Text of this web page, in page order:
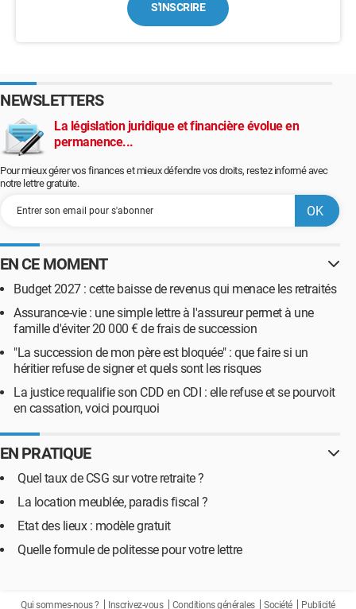
S'INSCRIRE
NEWSLETTERS
La législation juridique et financière évolue en
permanence...
Pour mieux gérer vos finances et mieux défendre vos droits, restez informé avec
notre lettre gratuite.
EN CE MOMENT
Budget 2027 : cette baisse de revenus qui menace les retraités
Assurance-vie : une simple lettre à l'assureur permet à une
famille d'éviter 20 000 € de frais de succession
"La succession de mon père est bloquée" : que faire si un
héritier refuse de signer et quels sont les risques
La justice requalifie son CDD en CDI : elle refuse et se pourvoit
en cassation, voici pourquoi
EN PRATIQUE
Quel taux de CSG sur votre retraite ?
La location meublée, paradis fiscal ?
Etat des lieux : modèle gratuit
Quelle formule de politesse pour votre lettre
Qui sommes-nous ? Inscrivez-vous Conditions générales Société Publicité